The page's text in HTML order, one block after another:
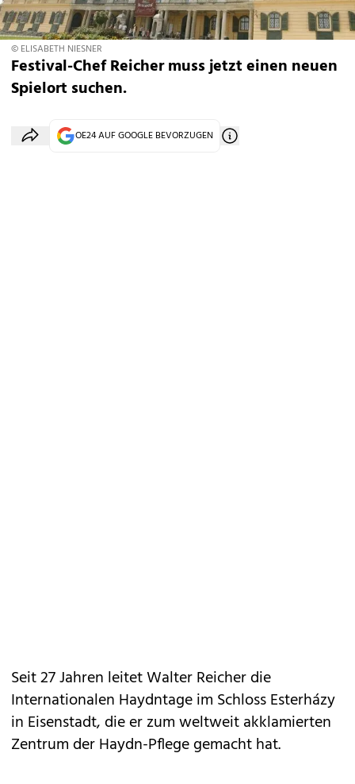
© ELISABETH NIESNER
Festival-Chef Reicher muss jetzt einen neuen
Spielort suchen.
OE24 AUF GOOGLE BEVORZUGEN
Seit 27 Jahren leitet Walter Reicher die
Internationalen Haydntage im Schloss Esterházy
in Eisenstadt, die er zum weltweit akklamierten
Zentrum der Haydn-Pflege gemacht hat.